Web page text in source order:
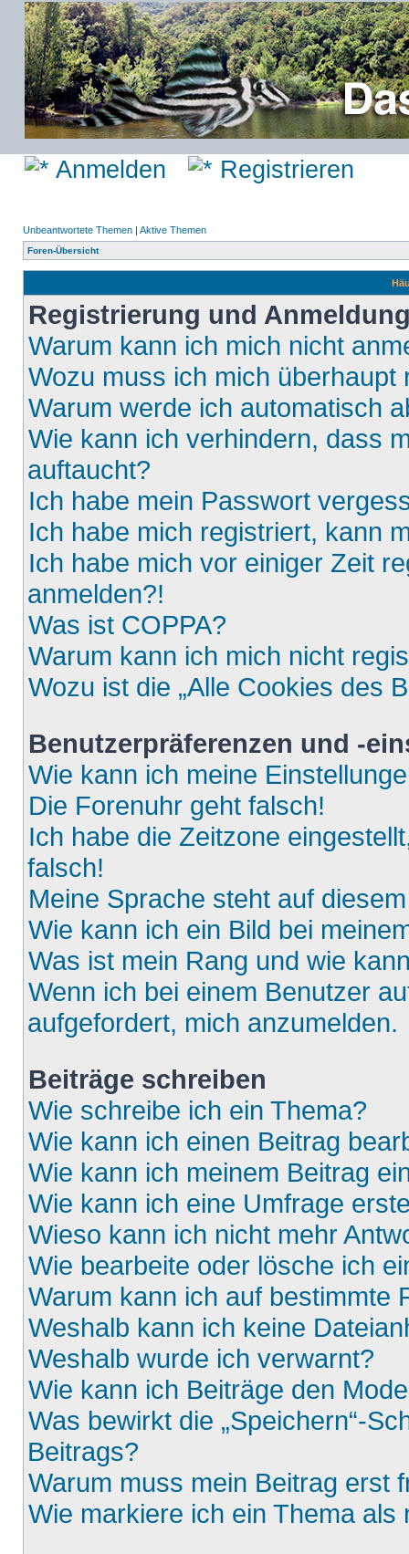
Anmelden Registrieren
Unbeantwortete Themen | Aktive Themen
Foren-Übersicht
Registrierung und
Warum kann ich mich nicht
Wozu muss ich mich überhaupt
Warum werde ich automatisch
Wie kann ich verhindern, dass
auftaucht?
Ich habe mein Passwort
Ich habe mich registriert, kann
Ich habe mich vor einiger Zeit
anmelden?!
Was ist COPPA?
Warum kann ich mich nicht
Wozu ist die „Alle Cookies des
Benutzerpräferenzen und -
Wie kann ich meine
Die Forenuhr geht falsch!
Ich habe die Zeitzone
falsch!
Meine Sprache steht auf
Wie kann ich ein Bild bei
Was ist mein Rang und wie
Wenn ich bei einem Benutzer
aufgefordert, mich anzumelden.
Beiträge schreiben
Wie schreibe ich ein Thema?
Wie kann ich einen Beitrag
Wie kann ich meinem Beitrag
Wie kann ich eine Umfrage
Wieso kann ich nicht mehr
Wie bearbeite oder lösche ich
Warum kann ich auf bestimmte
Weshalb kann ich keine
Weshalb wurde ich verwarnt?
Wie kann ich Beiträge den
Was bewirkt die „Speichern“-
Beitrags?
Warum muss mein Beitrag erst
Wie markiere ich ein Thema als